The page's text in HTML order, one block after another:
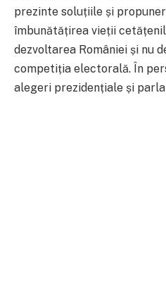
prezinte soluțiile și
îmbunătățirea vieții
dezvoltarea României și nu
competiția electorală. În
alegeri prezidențiale și